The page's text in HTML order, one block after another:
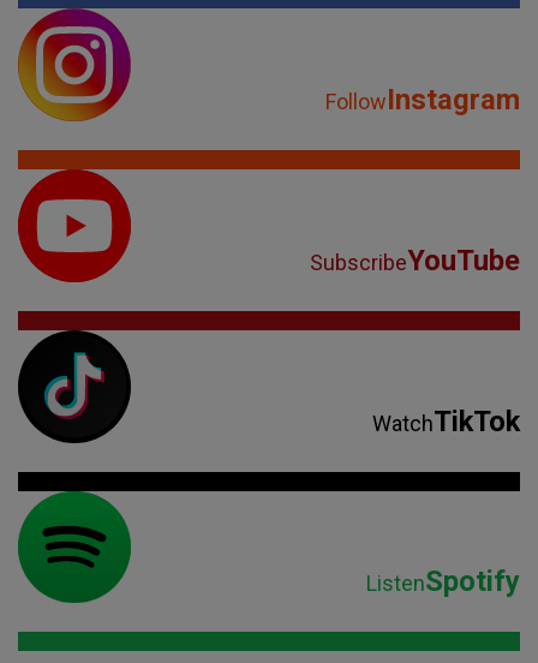
FollowInstagram
SubscribeYouTube
WatchTikTok
ListenSpotify